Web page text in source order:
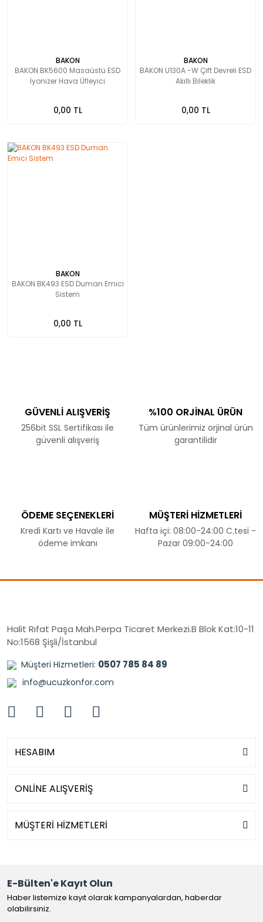
BAKON
BAKON BK5600 Masaüstü ESD
İyonizer Hava Üfleyici
0,00 TL
BAKON
BAKON U130A -W Çift Devreli ESD
Akıllı Bileklik
0,00 TL
BAKON
BAKON BK493 ESD Duman Emici
Sistem
0,00 TL
GÜVENLİ ALIŞVERİŞ
256bit SSL Sertifikası ile
güvenli alışveriş
%100 ORJİNAL ÜRÜN
Tüm ürünlerimiz orjinal ürün
garantilidir
ÖDEME SEÇENEKLERİ
Kredi Kartı ve Havale ile
ödeme imkanı
MÜŞTERİ HİZMETLERİ
Hafta içi: 08:00-24:00 C.tesi -
Pazar 09:00-24:00
Halit Rıfat Paşa Mah.Perpa Ticaret Merkezi.B Blok Kat:10-11
No:1568 Şişli/İstanbul
Müşteri Hizmetleri: 0507 785 84 89
info@ucuzkonfor.com
HESABIM
ONLİNE ALIŞVERİŞ
MÜŞTERİ HİZMETLERİ
E-Bülten'e Kayıt Olun
Haber listemize kayıt olarak kampanyalardan, haberdar
olabilirsiniz.